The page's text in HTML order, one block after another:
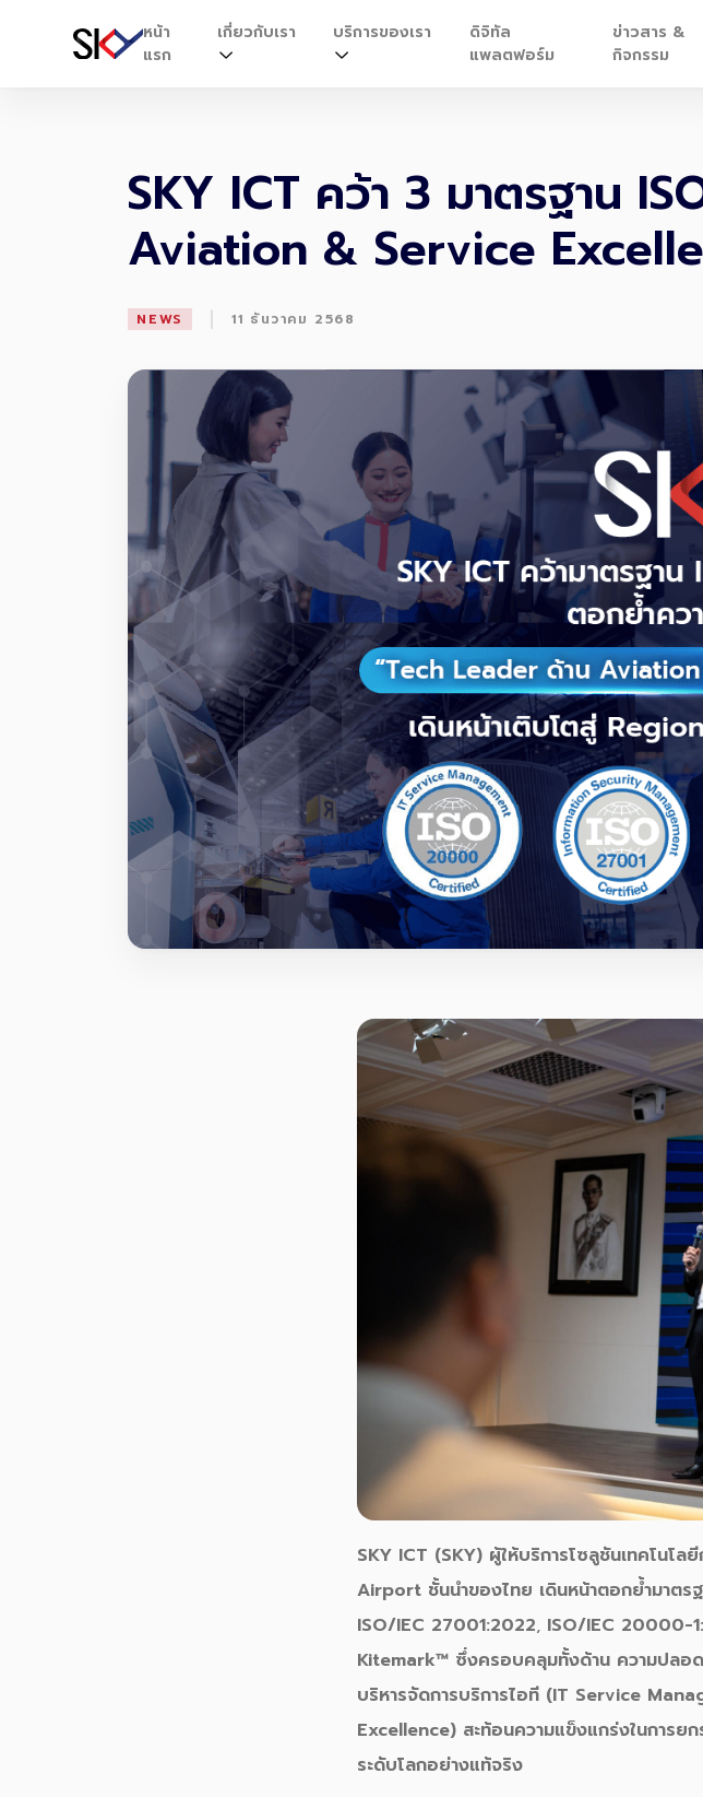
หน้า
แรก
เกี่ยวกับเรา บริการของเรา
ดิจิทัล
แพลตฟอร์ม
ข่าวสาร &
กิจกรรม
SKY ICT คว้า 3 มาตรฐาน
Aviation & Service
NEWS | 11 ธันวาคม 2568
SKY ICT (SKY) ผู้ให้บริการโซลูชันเทคโนโ
Airport ชั้นนำของไทย เดินหน้าตอกย้ำมาตร
ISO/IEC 27001:2022, ISO/IEC 20000-
Kitemark™ ซึ่งครอบคลุมทั้งด้าน ความปล
บริหารจัดการบริการไอที (IT Service
Excellence) สะท้อนความแข็งแกร่งในการ
ระดับโลกอย่างแท้จริง